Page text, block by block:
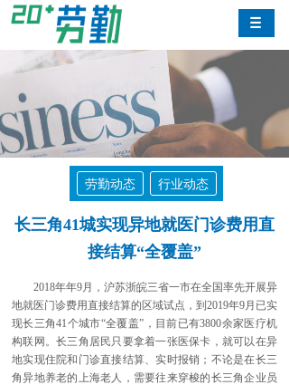
劳勤动态 行业动态
长三角41城实现异地就医门诊费用直
接结算“全覆盖”
2018年年9月，沪苏浙皖三省一市在全国率先开展异
地就医门诊费用直接结算的区域试点，到2019年9月已实
现长三角41个城市“全覆盖”，目前已有3800余家医疗机
构联网。长三角居民只要拿着一张医保卡，就可以在异
地实现住院和门诊直接结算、实时报销；不论是在长三
角异地养老的上海老人，需要往来穿梭的长三角企业员